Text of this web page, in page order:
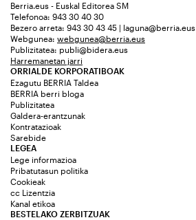
Berria.eus - Euskal Editorea SM
Telefonoa: 943 30 40 30
Bezero arreta: 943 30 43 45 | laguna@berria.eus
Webgunea: webgunea@berria.eus
Publizitatea: publi@bidera.eus
Harremanetan jarri
ORRIALDE KORPORATIBOAK
Ezagutu BERRIA Taldea
BERRIA berri bloga
Publizitatea
Galdera-erantzunak
Kontratazioak
Sarebide
LEGEA
Lege informazioa
Pribatutasun politika
Cookieak
cc Lizentzia
Kanal etikoa
BESTELAKO ZERBITZUAK